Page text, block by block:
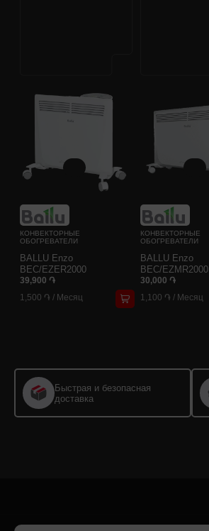
КОНВЕКТОРНЫЕ
ОБОГРЕВАТЕЛИ
BALLU Enzo
BEC/EZER2000
39,900 ֏
1,500 ֏ / Месяц
КОНВЕКТОРНЫЕ
ОБОГРЕВАТЕЛИ
BALLU Enzo
BEC/EZMR2000
30,000 ֏
1,100 ֏ / Месяц
Быстрая и безопасная
доставка